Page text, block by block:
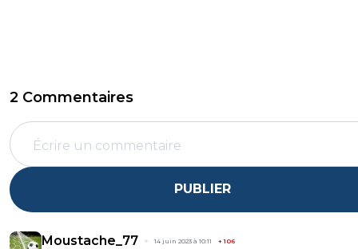
2 Commentaires
PUBLIER
Moustache_77 14 juin 2023 à 10:11 +106